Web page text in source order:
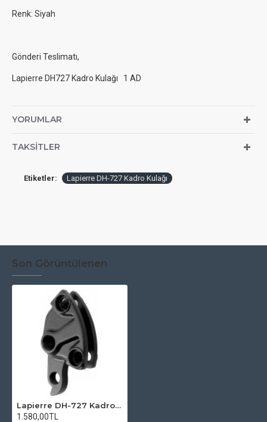
Renk: Siyah
Gönderi Teslimatı,
Lapierre DH727 Kadro Kulağı 1 AD
YORUMLAR
TAKSITLER
Etiketler: Lapierre DH-727 Kadro Kulağı
Son Görüntülenen
Lapierre DH-727 Kadro Kulağı
1.580,00TL